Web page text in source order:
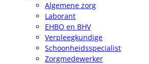
Algemene zorg
Laborant
EHBO en BHV
Verpleegkundige
Schoonheidsspecialist
Zorgmedewerker